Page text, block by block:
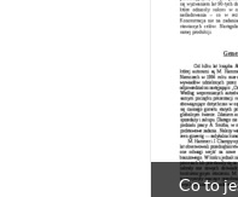
Co to